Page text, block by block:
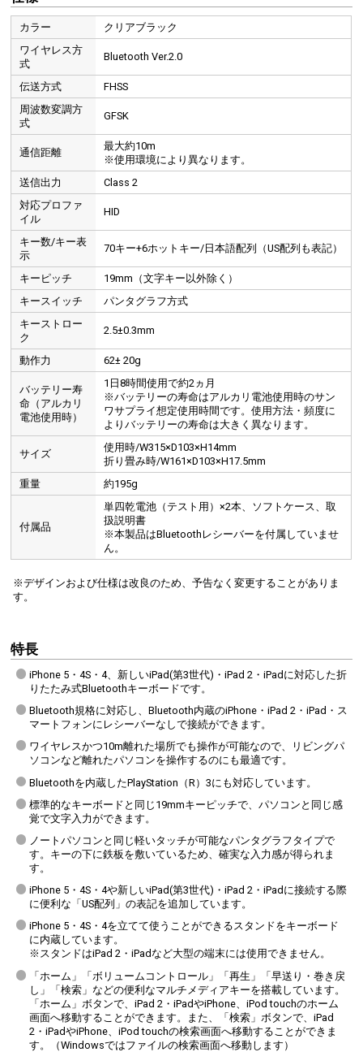
カラー
クリアブラック
ワイヤレス方
式
Bluetooth Ver.2.0
伝送方式
FHSS
周波数変調方
式
GFSK
通信距離
最大約10m
※使用環境により異なります。
送信出力
Class 2
対応プロファ
イル
HID
キー数/キー表
示
70キー+6ホットキー/日本語配列（US配列も表記）
キーピッチ
19mm（文字キー以外除く）
キースイッチ
パンタグラフ方式
キーストロー
ク
2.5±0.3mm
動作力 62± 20g
バッテリー寿
命（アルカリ
電池使用時）
1日8時間使用で約2ヵ月
※バッテリーの寿命はアルカリ電池使用時のサン
ワサプライ想定使用時間です。使用方法・頻度に
よりバッテリーの寿命は大きく異なります。
サイズ
使用時/W315×D103×H14mm
折り畳み時/W161×D103×H17.5mm
重量
約195g
付属品
単四乾電池（テスト用）×2本、ソフトケース、取
扱説明書
※本製品はBluetoothレシーバーを付属していませ
ん。
※デザインおよび仕様は改良のため、予告なく変更することがありま
す。
特長
iPhone 5・4S・4、新しいiPad(第3世代)・iPad 2・iPadに対応した折
りたたみ式Bluetoothキーボードです。
Bluetooth規格に対応し、Bluetooth内蔵のiPhone・iPad 2・iPad・ス
マートフォンにレシーバーなしで接続ができます。
ワイヤレスかつ10m離れた場所でも操作が可能なので、リビングパ
ソコンなど離れたパソコンを操作するのにも最適です。
Bluetoothを内蔵したPlayStation（R）3にも対応しています。
標準的なキーボードと同じ19mmキーピッチで、パソコンと同じ感
覚で文字入力ができます。
ノートパソコンと同じ軽いタッチが可能なパンタグラフタイプで
す。キーの下に鉄板を敷いているため、確実な入力感が得られま
す。
iPhone 5・4S・4や新しいiPad(第3世代)・iPad 2・iPadに接続する際
に便利な「US配列」の表記を追加しています。
iPhone 5・4S・4を立てて使うことができるスタンドをキーボード
に内蔵しています。
※スタンドはiPad 2・iPadなど大型の端末には使用できません。
「ホーム」「ボリュームコントロール」「再生」「早送り・巻き戻
し」「検索」などの便利なマルチメディアキーを搭載しています。
「ホーム」ボタンで、iPad 2・iPadやiPhone、iPod touchのホーム
画面へ移動することができます。また、「検索」ボタンで、iPad
2・iPadやiPhone、iPod touchの検索画面へ移動することができま
す。（Windowsではファイルの検索画面へ移動します）